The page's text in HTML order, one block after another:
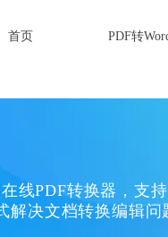
首页 PDF转
线PDF转换器，支
解决文档转换编辑问